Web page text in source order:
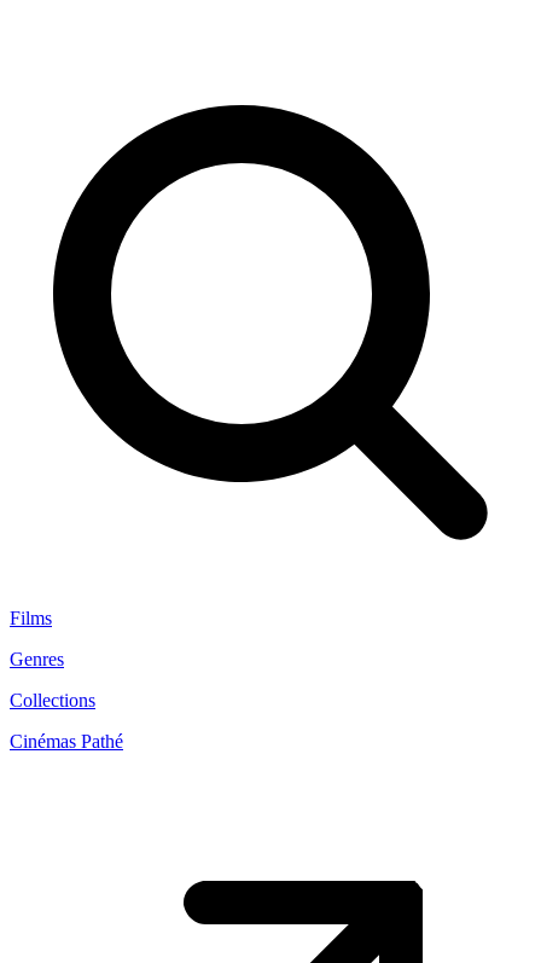
Films
Genres
Collections
Cinémas Pathé